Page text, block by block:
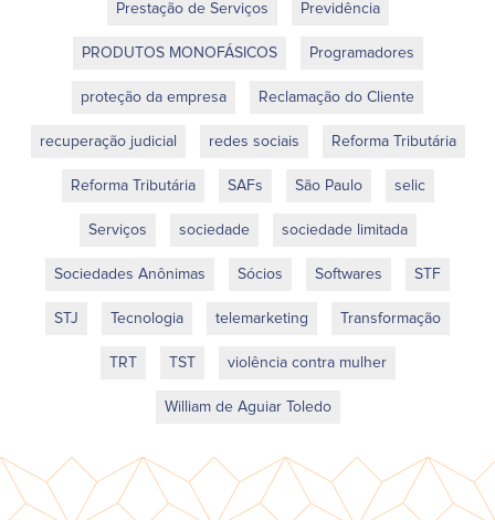
Prestação de Serviços Previdência
PRODUTOS MONOFÁSICOS Programadores
proteção da empresa Reclamação do Cliente
recuperação judicial redes sociais Reforma Tributária
Reforma Tributária SAFs São Paulo selic
Serviços sociedade sociedade limitada
Sociedades Anônimas Sócios Softwares STF
STJ Tecnologia telemarketing Transformação
TRT TST violência contra mulher
William de Aguiar Toledo